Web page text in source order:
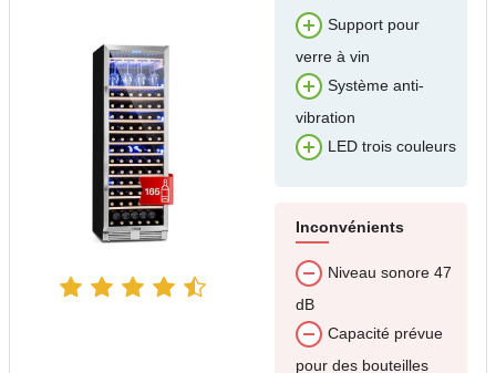
Support pour
verre à vin
Système anti-
vibration
LED trois couleurs
Inconvénients
Niveau sonore 47
dB
Capacité prévue
pour des bouteilles